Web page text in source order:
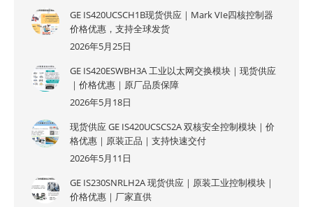
GE IS420UCSCH1B现货供应｜Mark VIe四核控制器
价格优惠，支持全球发货
2026年5月25日
GE IS420ESWBH3A 工业以太网交换模块｜现货供应
｜价格优惠｜原厂品质保障
2026年5月18日
现货供应 GE IS420UCSCS2A 双核安全控制模块｜价
格优惠｜原装正品｜支持快速交付
2026年5月11日
GE IS230SNRLH2A 现货供应｜原装工业控制模块｜
价格优惠｜厂家直供